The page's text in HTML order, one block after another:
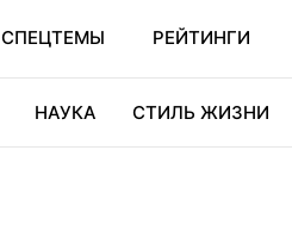
СПЕЦТЕМЫ РЕЙТИНГИ
НАУКА СТИЛЬ ЖИЗНИ